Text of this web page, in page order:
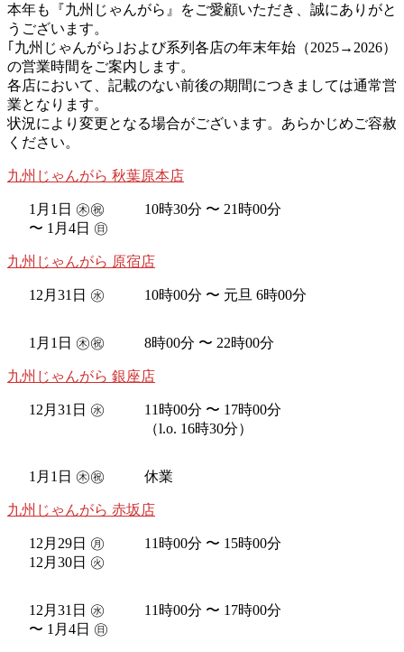
更
日
時
:
本年も『九州じゃんがら』をご愛顧いただき、誠にありがと
うございます。
｢九州じゃんがら｣および系列各店の年末年始（2025→2026）
の営業時間をご案内します。
各店において、記載のない前後の期間につきましては通常営
業となります。
状況により変更となる場合がございます。あらかじめご容赦
ください。
九州じゃんがら 秋葉原本店
1月1日 ㊍㊗︎
〜 1月4日 ㊐
10時30分 〜 21時00分
九州じゃんがら 原宿店
12月31日 ㊌ 10時00分 〜 元旦 6時00分
1月1日 ㊍㊗︎ 8時00分 〜 22時00分
九州じゃんがら 銀座店
12月31日 ㊌
11時00分 〜 17時00分
（l.o. 16時30分）
1月1日 ㊍㊗︎ 休業
九州じゃんがら 赤坂店
12月29日 ㊊
12月30日 ㊋
11時00分 〜 15時00分
12月31日 ㊌
〜 1月4日 ㊐
11時00分 〜 17時00分